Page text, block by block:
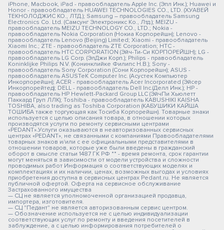
iPhone, Macbook, iPad - правообладатель Apple Inc. (Эпл Инк.); Huawei и
Honor - правообладатель HUAWEI TECHNOLOGIES CO., LTD. (ХУАВЕЙ
ТЕКНОЛОДЖИС КО., ЛТД.); Samsung – правообладатель Samsung
Electronics Co. Ltd. (Самсунг Электроникс Ко., Лтд.); MEIZU -
правообладатель MEIZU TECHNOLOGY CO., LTD.; Nokia -
правообладатель Nokia Corporation (Нокиа Корпорейшн); Lenovo -
правообладатель Lenovo (Beijing) Limited; Xiaomi - правообладатель
Xiaomi Inc.; ZTE - правообладатель ZTE Corporation; HTC -
правообладатель HTC CORPORATION (Эйч-Ти-Си КОРПОРЕЙШН); LG -
правообладатель LG Corp. (ЭлДжи Корп.); Philips - правообладатель
Koninklijke Philips N.V. (Конинклийке Филипс Н.В.); Sony -
правообладатель Sony Corporation (Сони Корпорейшн); ASUS -
правообладатель ASUSTeK Computer Inc. (Асустек Компьютер
Инкорпорейшн); ACER - правообладатель Acer Incorporated (Эйсер
Инкорпорейтед); DELL - правообладатель Dell Inc.(Делл Инк.); HP -
правообладатель HP Hewlett-Packard Group LLC (ЭйчПи Хьюлетт
Паккард Груп ЛЛК); Toshiba - правообладатель KABUSHIKI KAISHA
TOSHIBA, also trading as Toshiba Corporation (КАБУШИКИ КАЙША
ТОШИБА также торгующая как Тосиба Корпорейшн). Товарные знаки
используется с целью описания товара, в отношении которых
производятся услуги по ремонту сервисными центрами
«PEDANT».Услуги оказываются в неавторизованных сервисных
центрах «PEDANT», не связанными с компаниями Правообладателями
товарных знаков и/или с ее официальными представителями в
отношении товаров, которые уже были введены в гражданский
оборот в смысле статьи 1487 ГК РФ ** - время ремонта, срок гарантии
могут меняться в зависимости от модели устройства и сложности
проводимых работ Информация о соответствующих моделях и
комплектациях и их наличии, ценах, возможных выгодах и условиях
приобретения доступна в сервисных центрах Pedant.ru. Не является
публичной офертой. Оферта на сервисное обслуживание
Застрахованного имущества
— СЦ не является уполномоченной организацией продавца,
импортера, изготовителя.
— СЦ "Педант" не является авторизованным сервис центром.
— Обозначение используется не с целью индивидуализации
соответствующих услуг по ремонту и введения посетителей в
заблуждение, а с целью информирования потребителей о